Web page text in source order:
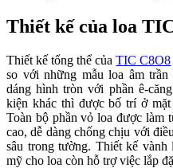
Thiết kế của loa
Thiết kế tổng thể củaTIC C8O8
so với những mẫu loa âm
dáng hình tròn với phần ê-
kiện khác thì được bố trí ở
Toàn bộ phần vỏ loa được làm
cao, dễ dàng chống chịu với
sâu trong tường. Thiết kế
mỹ cho loa còn hỗ trợ việc lắp